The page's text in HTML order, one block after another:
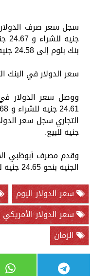
بنك بلوم إلى 24.58 جنيه للشراء و 24.68 جنيه للبيع.
سعر الدولار في البنك
جنيه للبيع.
وقدم مصرف أبوظبي
الجنيه بنحو 24.65 جنيه للشراء و 24.68 جنيه للبيع.
سعر الدولار اليوم
سعر الدولار الأمريكي
الزمان